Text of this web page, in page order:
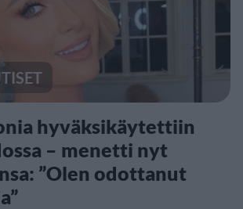
hyväksikäytettiin
– menetti nyt
”Olen odottanut